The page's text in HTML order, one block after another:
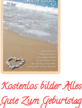
Kostenlos bilder Alles
Gute Zum Geburtstag